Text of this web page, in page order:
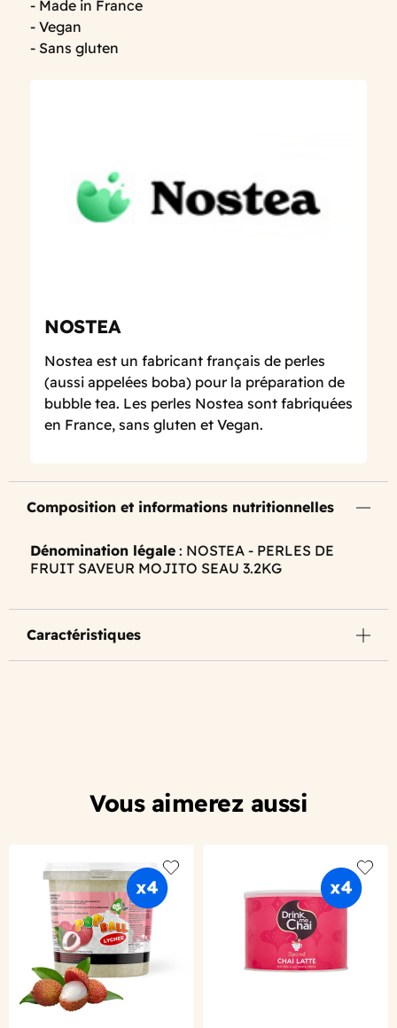
- Made in France
- Vegan
- Sans gluten
NOSTEA
Nostea est un fabricant français de perles
(aussi appelées boba) pour la préparation de
bubble tea. Les perles Nostea sont fabriquées
en France, sans gluten et Vegan.
Composition et informations nutritionnelles
Dénomination légale : NOSTEA - PERLES DE
FRUIT SAVEUR MOJITO SEAU 3.2KG
Caractéristiques
Vous aimerez aussi
Add to wishlist Add